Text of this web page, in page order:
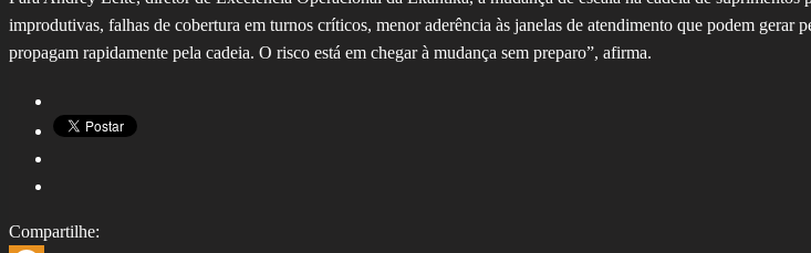
improdutivas, falhas de cobertura em turnos críticos, menor aderência às janelas de atendimento que podem gerar
propagam rapidamente pela cadeia. O risco está em chegar à mudança sem preparo”, afirma.
Compartilhe: